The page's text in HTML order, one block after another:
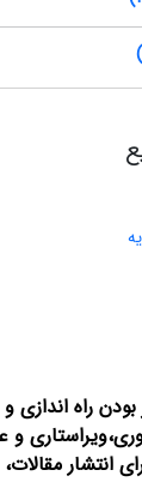
بودن راه
انتشار